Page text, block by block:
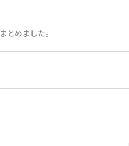
とめました。
わせください。